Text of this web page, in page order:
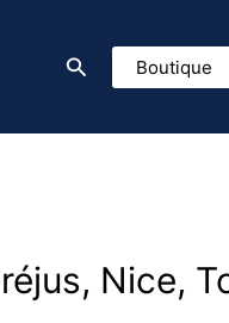
Rechercher
Boutique
Nice,